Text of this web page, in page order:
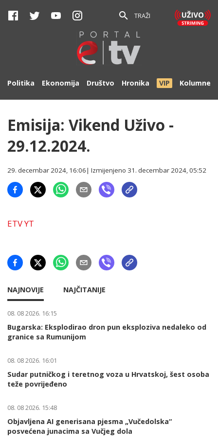
TRAŽI
Politika Ekonomija Društvo Hronika VIP Kolumne
Emisija: Vikend Uživo -
29.12.2024.
29. decembar 2024, 16:06| Izmijenjeno 31. decembar 2024, 05:52
ETV YT
NAJNOVIJE NAJČITANIJE
08. 08 2026. 16:15
Bugarska: Eksplodirao dron pun eksploziva nedaleko od
granice sa Rumunijom
08. 08 2026. 16:01
Sudar putničkog i teretnog voza u Hrvatskoj, šest osoba
teže povrijeđeno
08. 08 2026. 15:48
Objavljena AI generisana pjesma „Vučedolska“
posvećena junacima sa Vučjeg dola